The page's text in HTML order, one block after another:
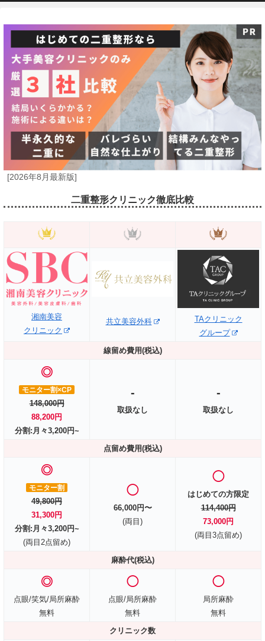
[2026年8月最新版]
二重整形クリニック徹底比較
湘南美容
クリニック
共立美容外科
TAクリニック
グループ
線留め費用(税込)
◎
モニター割×CP
148,000円
88,200円
分割:月々3,200円~
-
取扱なし
-
取扱なし
点留め費用(税込)
◎
モニター割
49,800円
31,300円
分割:月々3,200円~
(両目2点留め)
◯
66,000円〜
(両目)
◯
はじめての方限定
114,400円
73,000円
(両目3点留め)
麻酔代(税込)
◎
点眼/笑気/局所麻酔
無料
◯
点眼/局所麻酔
無料
◯
局所麻酔
無料
クリニック数